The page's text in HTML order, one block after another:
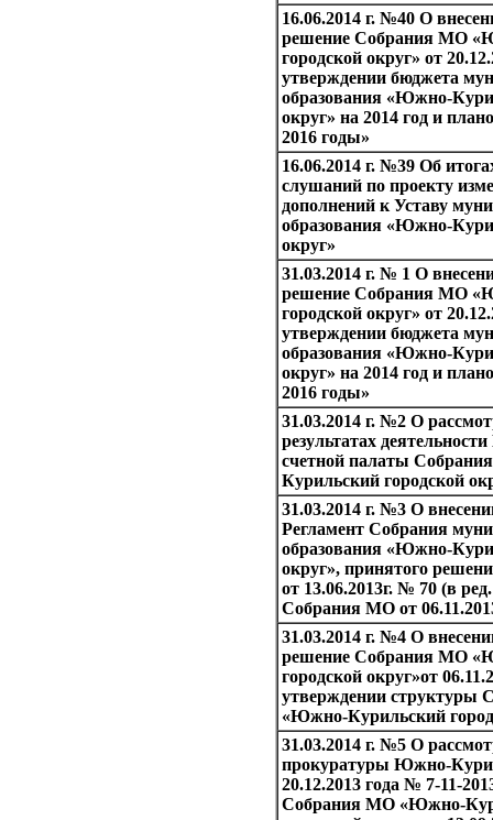
16.06.2014 г. №40 О
решение Собрания МО
городской округ» от
утверждении бюджета
образования «Южно-
округ» на 2014 год и
2016 годы»
16.06.2014 г. №39 Об
слушаний по проекту
дополнений к Уставу
образования «Южно-
округ»
31.03.2014 г. № 1 О
решение Собрания МО
городской округ» от
утверждении бюджета
образования «Южно-
округ» на 2014 год и
2016 годы»
31.03.2014 г. №2 О
результатах
счетной палаты
Курильский городской
31.03.2014 г. №3 О
Регламент Собрания
образования «Южно-
округ», принятого
от 13.06.2013г. № 70 (в
Собрания МО от
31.03.2014 г. №4 О
решение Собрания МО
городской округ»от
утверждении структуры
«Южно-Курильский
31.03.2014 г. №5 О
прокуратуры Южно-
20.12.2013 года № 7-11-
Собрания МО «Южно-